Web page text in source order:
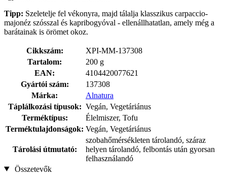
Tipp: Szeletelje fel vékonyra, majd tálalja klasszikus carpaccio-
majonéz szósszal és kapribogyóval - ellenállhatatlan, amely még a
barátainak is örömet okoz.
Cikkszám:
XPI-MM-137308
Tartalom:
200 g
EAN:
4104420077621
Gyártói szám:
137308
Márka:
Alnatura
Táplálkozási típusok: Vegán, Vegetáriánus
Terméktípus:
Élelmiszer, Tofu
Terméktulajdonságok: Vegán, Vegetáriánus
Tárolási útmutató:
szobahőmérsékleten tárolandó, száraz
helyen tárolandó, felbontás után gyorsan
felhasználandó
Összetevők